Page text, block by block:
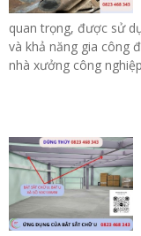
quan trọng, được sử
và khả năng gia công
nhà xưởng công